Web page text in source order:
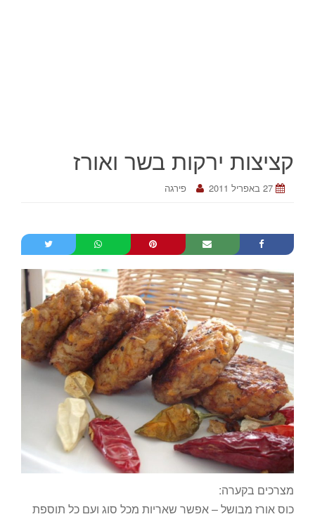
קציצות ירקות בשר ואורז
27 באפריל 2011 פירגה
מצרכים בקערה:
כוס אורז מבושל – אפשר שאריות מכל סוג ועם כל תוספת